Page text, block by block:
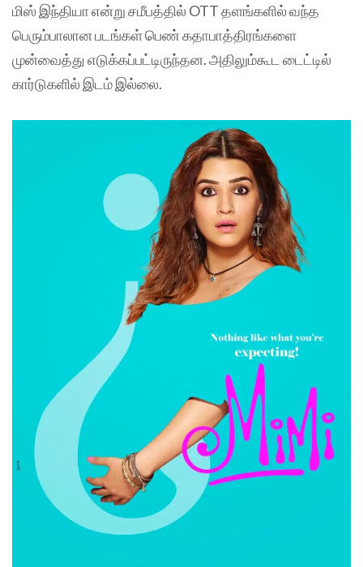
மிஸ் இந்தியா என்று சமீபத்தில் OTT தளங்களில் வந்த
பெரும்பாலான படங்கள் பெண் கதாபாத்திரங்களை
முன்வைத்து எடுக்கப்பட்டிருந்தன. அதிலும்கூட டைட்டில்
கார்டுகளில் இடம் இல்லை.